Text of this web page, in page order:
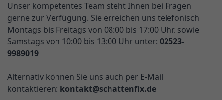
Unser kompetentes Team steht Ihnen bei Fragen
gerne zur Verfügung. Sie erreichen uns telefonisch
Montags bis Freitags von 08:00 bis 17:00 Uhr, sowie
Samstags von 10:00 bis 13:00 Uhr unter: 02523-
9989019
Alternativ können Sie uns auch per E-Mail
kontaktieren: kontakt@schattenfix.de